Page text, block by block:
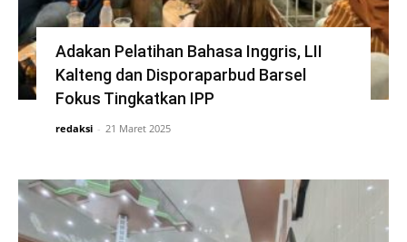
Adakan Pelatihan Bahasa Inggris, LII
Kalteng dan Disporaparbud Barsel
Fokus Tingkatkan IPP
redaksi - 21 Maret 2025